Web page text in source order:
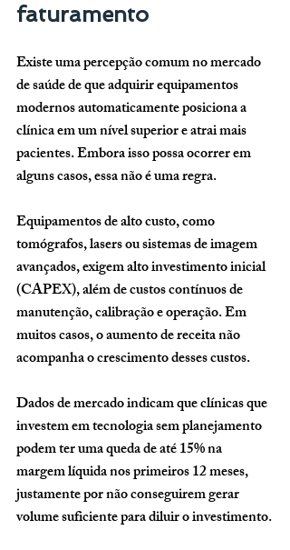
faturamento
Existe uma percepção comum no mercado
de saúde de que adquirir equipamentos
modernos automaticamente posiciona a
clínica em um nível superior e atrai mais
pacientes. Embora isso possa ocorrer em
alguns casos, essa não é uma regra.
Equipamentos de alto custo, como
tomógrafos, lasers ou sistemas de imagem
avançados, exigem alto investimento inicial
(CAPEX), além de custos contínuos de
manutenção, calibração e operação. Em
muitos casos, o aumento de receita não
acompanha o crescimento desses custos.
Dados de mercado indicam que clínicas que
investem em tecnologia sem planejamento
podem ter uma queda de até 15% na
margem líquida nos primeiros 12 meses,
justamente por não conseguirem gerar
volume suficiente para diluir o investimento.